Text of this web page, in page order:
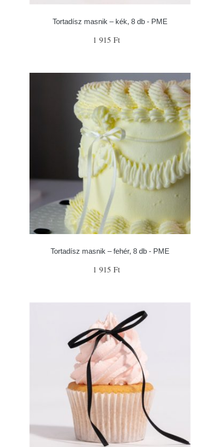
Tortadísz masnik – kék, 8 db - PME
1 915 Ft
Tortadísz masnik – fehér, 8 db - PME
1 915 Ft